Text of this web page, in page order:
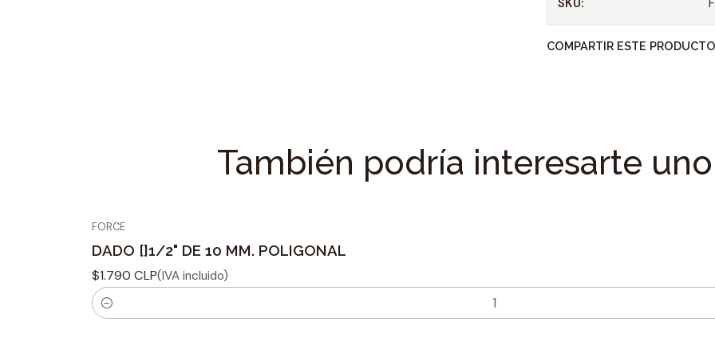
Tipo de dado :
SKU:
COMPARTIR ESTE PRODUCTO
También podría interesarte
FORCE
DADO []1/2" DE 10 MM. POLIGONAL
$1.790 CLP(IVA incluido)
C